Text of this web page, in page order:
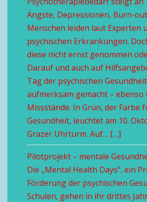
Ängste, Depressionen, Burn-
Menschen leiden laut Experten
psychischen Erkrankungen.
diese nicht ernst genommen
Darauf und auch auf
Tag der psychischen
aufmerksam gemacht – ebenso
Missstände. In Grün, der Farbe
Gesundheit, leuchtet am 10.
Grazer Uhrturm. Auf… […]
Pilotprojekt – mentale
Die „Mental Health Days“, ein
Förderung der psychischen
Schulen, gehen in ihr drittes